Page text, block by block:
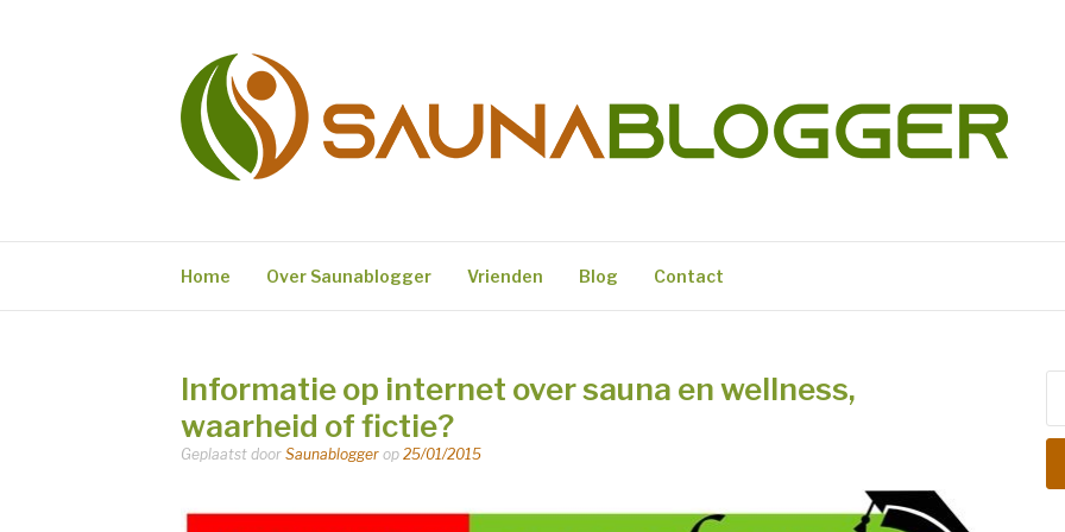
Home Over Saunablogger Vrienden Blog Contact
Informatie op internet over sauna en wellness,
waarheid of fictie?
Geplaatst door Saunablogger op 25/01/2015